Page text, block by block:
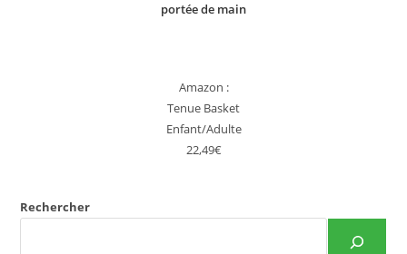
portée de main
Amazon :
Tenue Basket
Enfant/Adulte
22,49€
Rechercher